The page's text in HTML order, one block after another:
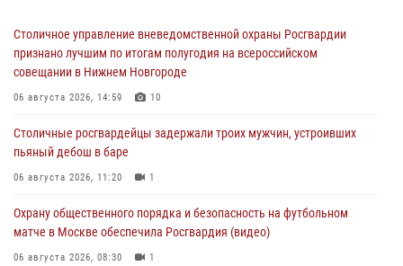
Столичное управление вневедомственной охраны Росгвардии
признано лучшим по итогам полугодия на всероссийском
совещании в Нижнем Новгороде
06 августа 2026, 14:59 10
Столичные росгвардейцы задержали троих мужчин, устроивших
пьяный дебош в баре
06 августа 2026, 11:20 1
Охрану общественного порядка и безопасность на футбольном
матче в Москве обеспечила Росгвардия (видео)
06 августа 2026, 08:30 1